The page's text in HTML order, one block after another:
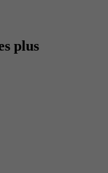
plus